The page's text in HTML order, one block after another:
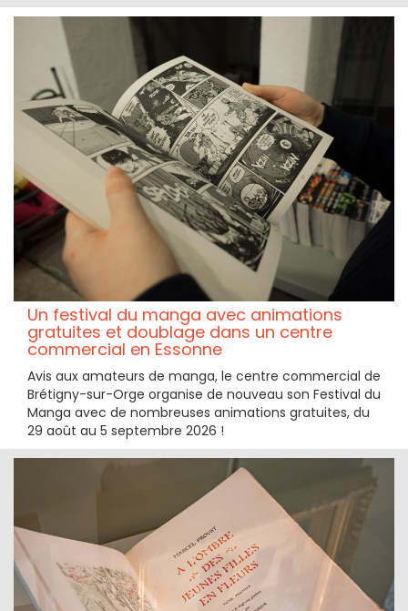
Un festival du manga avec animations
gratuites et doublage dans un centre
commercial en Essonne
Avis aux amateurs de manga, le centre commercial de
Brétigny-sur-Orge organise de nouveau son Festival du
Manga avec de nombreuses animations gratuites, du
29 août au 5 septembre 2026 !